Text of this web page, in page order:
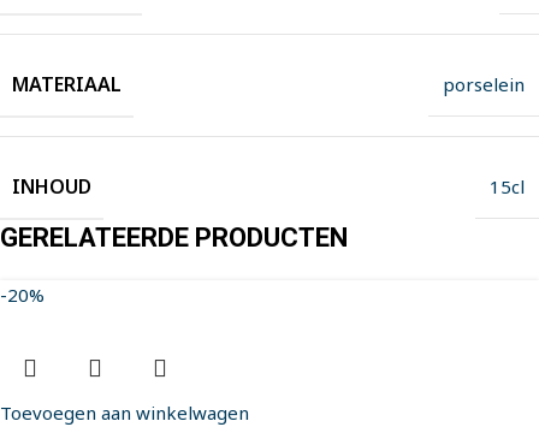
MATERIAAL porselein
INHOUD 15cl
GERELATEERDE PRODUCTEN
-20%
Toevoegen aan winkelwagen